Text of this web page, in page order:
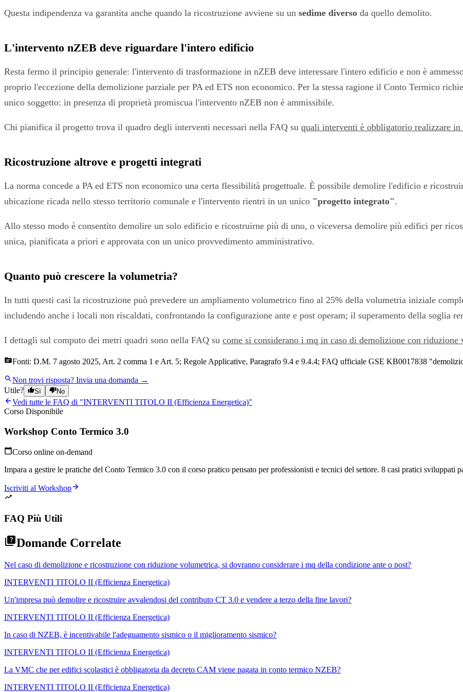
Questa indipendenza va garantita anche quando la ricostruzione avviene su un sedime diverso da quello demolito.
L'intervento nZEB deve riguardare l'intero edificio
Resta fermo il principio generale: l'intervento di trasformazione in nZEB deve interessare l'intero edificio e non è
proprio l'eccezione della demolizione parziale per PA ed ETS non economico. Per la stessa ragione il Conto Termico
unico soggetto: in presenza di proprietà promiscua l'intervento nZEB non è ammissibile.
Chi pianifica il progetto trova il quadro degli interventi necessari nella FAQ su quali interventi è obbligatorio realizzare
Ricostruzione altrove e progetti integrati
La norma concede a PA ed ETS non economico una certa flessibilità progettuale. È possibile demolire l'edificio e
ubicazione ricada nello stesso territorio comunale e l'intervento rientri in un unico "progetto integrato".
Allo stesso modo è consentito demolire un solo edificio e ricostruirne più di uno, o viceversa demolire più edifici per
unica, pianificata a priori e approvata con un unico provvedimento amministrativo.
Quanto può crescere la volumetria?
In tutti questi casi la ricostruzione può prevedere un ampliamento volumetrico fino al 25% della volumetria iniziale
includendo anche i locali non riscaldati, confrontando la configurazione ante e post operam; il superamento della soglia
I dettagli sul computo dei metri quadri sono nella FAQ su come si considerano i mq in caso di demolizione con riduzione
Fonti: D.M. 7 agosto 2025, Art. 2 comma 1 e Art. 5; Regole Applicative, Paragrafo 9.4 e 9.4.4; FAQ ufficiale GSE KB0017838
Non trovi risposta? Invia una domanda →
Utile?
Sì No
Vedi tutte le FAQ di "INTERVENTI TITOLO II (Efficienza Energetica)"
Corso Disponibile
Workshop Conto Termico 3.0
Corso online on-demand
Impara a gestire le pratiche del Conto Termico 3.0 con il corso pratico pensato per professionisti e tecnici del settore. 8 casi pratici sviluppati
Iscriviti al Workshop
FAQ Più Utili
Domande Correlate
Nel caso di demolizione e ricostruzione con riduzione volumetrica, si dovranno considerare i mq della condizione ante o post?
INTERVENTI TITOLO II (Efficienza Energetica)
Un'impresa può demolire e ricostruire avvalendosi del contributo CT 3.0 e vendere a terzo della fine lavori?
INTERVENTI TITOLO II (Efficienza Energetica)
In caso di NZEB, è incentivabile l'adeguamento sismico o il miglioramento sismico?
INTERVENTI TITOLO II (Efficienza Energetica)
La VMC che per edifici scolastici è obbligatoria da decreto CAM viene pagata in conto termico NZEB?
INTERVENTI TITOLO II (Efficienza Energetica)